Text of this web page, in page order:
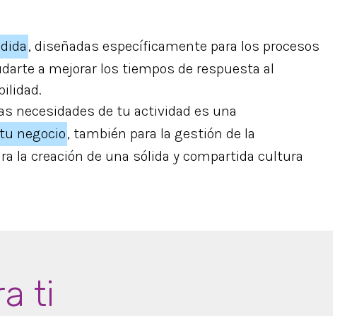
, diseñadas específicamente para los procesos
a mejorar los tiempos de respuesta al
necesidades de tu actividad es una
negocio, también para la gestión de la
la creación de una sólida y compartida cultura
ti